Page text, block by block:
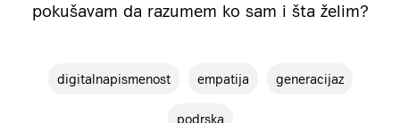
pokušavam da razumem ko sam i šta želim?
digitalnapismenost empatija generacijaz
podrska